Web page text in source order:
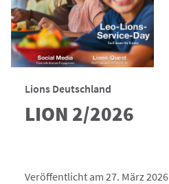
Lions Deutschland
LION 2/2026
Veröffentlicht am 27. März 2026